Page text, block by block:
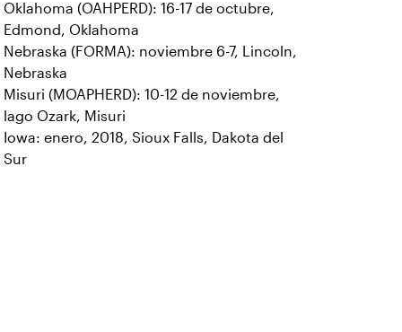
Oklahoma (OAHPERD): 16-17 de octubre,
Edmond, Oklahoma
Nebraska (FORMA): noviembre 6-7, Lincoln,
Nebraska
Misuri (MOAPHERD): 10-12 de noviembre,
lago Ozark, Misuri
Iowa: enero, 2018, Sioux Falls, Dakota del
Sur